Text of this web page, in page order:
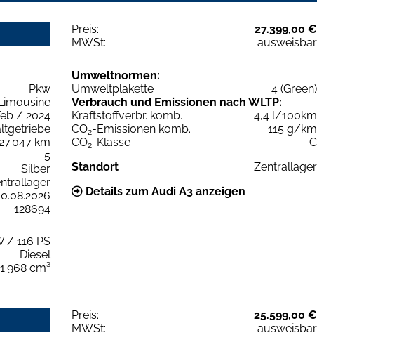
Preis:
27.399,00 €
MWSt:
ausweisbar
Pkw
/ 2024
km
5
Silber
128694
/ 116 PS
Diesel
1.968 cm³
Umweltnormen:
Umweltplakette
4 (Green)
Verbrauch und Emissionen nach WLTP:
Kraftstoffverbr. komb.
4,4 l/100km
CO2-Emissionen komb.
115 g/km
CO2-Klasse
C
Standort
Zentrallager
Details zum Audi A3 anzeigen
Preis:
25.599,00 €
MWSt:
ausweisbar